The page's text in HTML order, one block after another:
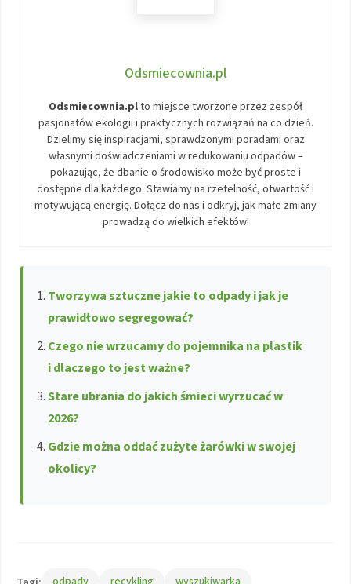
Odsmiecownia.pl
Odsmiecownia.plto miejsce tworzone przez zespół
pasjonatów ekologii i praktycznych rozwiązań na co dzień.
Dzielimy się inspiracjami, sprawdzonymi poradami oraz
własnymi doświadczeniami w redukowaniu odpadów –
pokazując, że dbanie o środowisko może być proste i
dostępne dla każdego. Stawiamy na rzetelność, otwartość i
motywującą energię. Dołącz do nas i odkryj, jak małe zmiany
prowadzą do wielkich efektów!
Tworzywa sztuczne jakie to odpady i jak je
prawidłowo segregować?
Czego nie wrzucamy do pojemnika na plastik
i dlaczego to jest ważne?
Stare ubrania do jakich śmieci wyrzucać w
2026?
Gdzie można oddać zużyte żarówki w swojej
okolicy?